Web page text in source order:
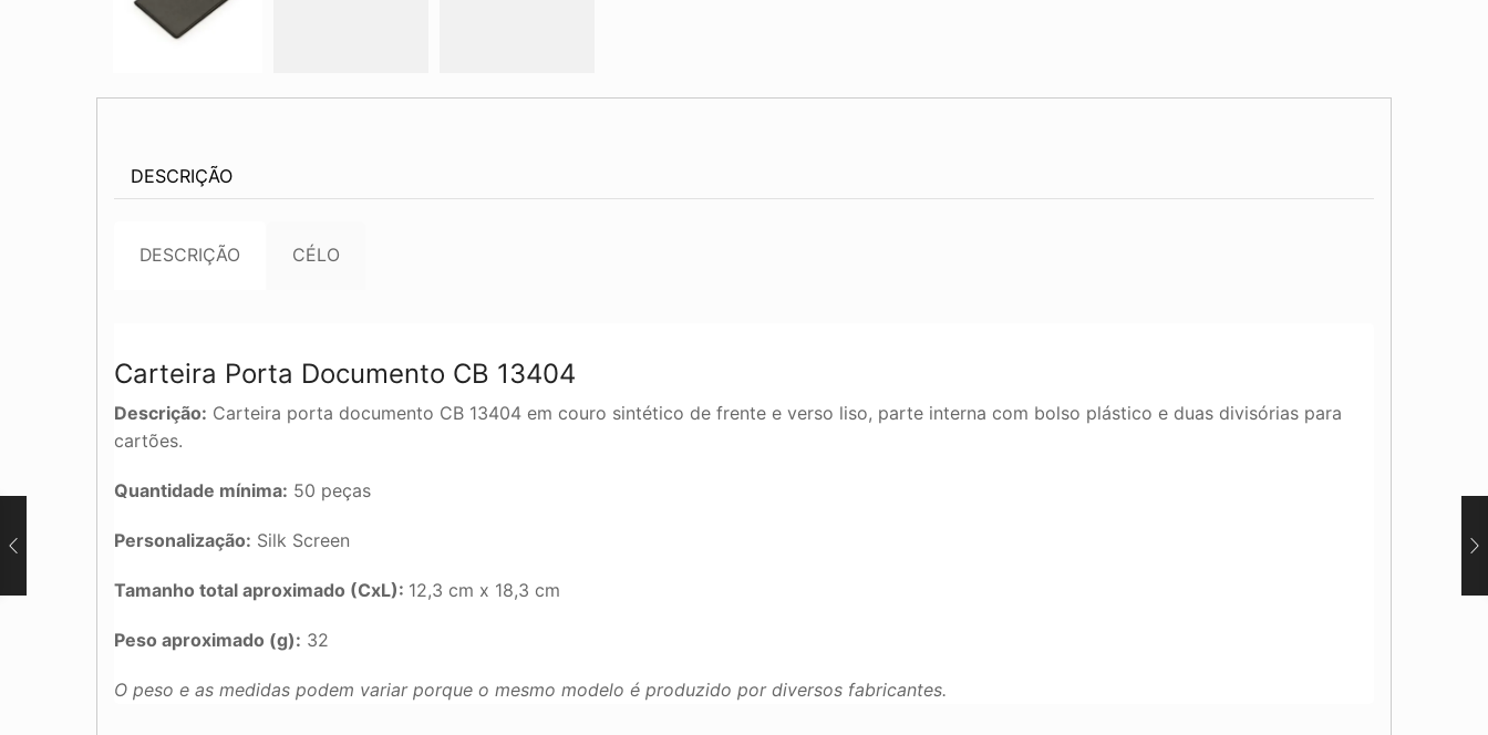
DESCRIÇÃO
DESCRIÇÃO CÉLO
Carteira Porta Documento CB 13404
Descrição: Carteira porta documento CB 13404 em couro sintético de frente e verso liso, parte interna com bolso plástico e duas divisórias para
cartões.
Quantidade mínima: 50 peças
Personalização: Silk Screen
Tamanho total aproximado (CxL): 12,3 cm x 18,3 cm
Peso aproximado (g): 32
O peso e as medidas podem variar porque o mesmo modelo é produzido por diversos fabricantes.